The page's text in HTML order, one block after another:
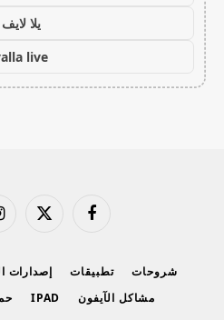
يلا لايف
live
فيسبوك
X
شروحات تطبيقات إصدارات
مشاكل الآيفون
IPAD